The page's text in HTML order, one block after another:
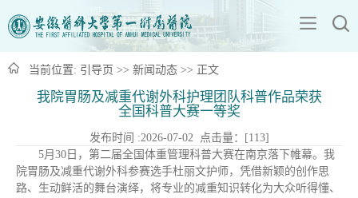
当前位置: 引导页 >> 新闻动态 >> 正文
我院胃肠及减重代谢外科护理团队科普作品荣获
全国科普大赛一等奖
发布时间 :2026-07-02 点击量：[113]
5月30日，第二届全国体重管理科普大赛在南京落下帷幕。我
院胃肠及减重代谢外科参赛选手杜丽文护师，凭借新颖的创作思
路、生动鲜活的舞台演绎，将专业的减重知识转化为大众听得懂、